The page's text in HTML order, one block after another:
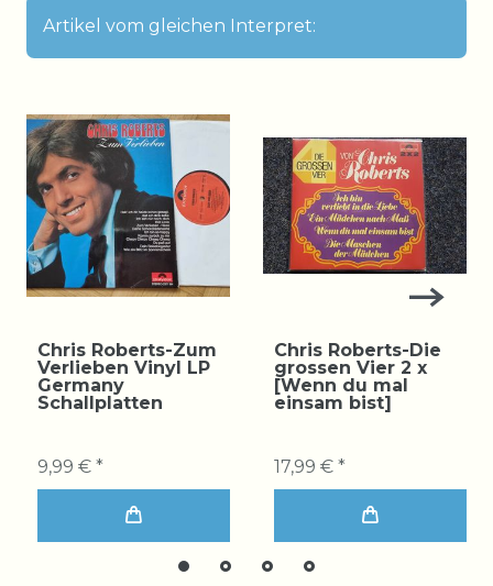
Artikel vom gleichen Interpret:
Chris Roberts-Zum
Verlieben Vinyl LP
Germany
Schallplatten
9,99 € *
Chris Roberts-Die
grossen Vier 2 x
[Wenn du mal
einsam bist]
17,99 € *